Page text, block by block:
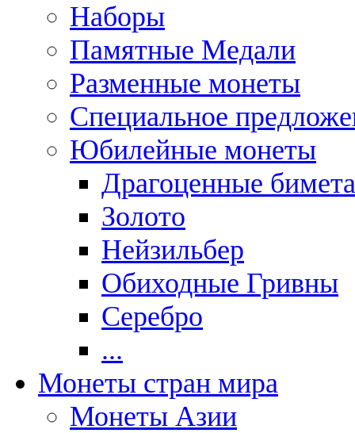
Наборы
Памятные Медали
Разменные монеты
Специальное
Юбилейные монеты
Драгоценные
Золото
Нейзильбер
Обиходные Гривны
Серебро
...
Монеты стран мира
Монеты Азии